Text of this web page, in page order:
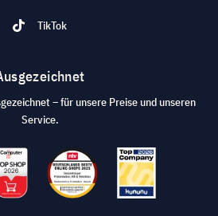
TikTok
– für unsere Preise und unseren
Service.